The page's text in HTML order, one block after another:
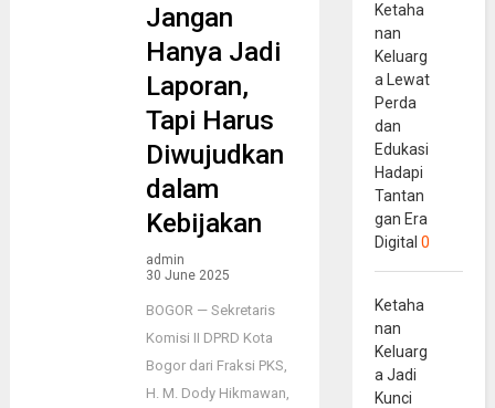
Jangan
Hanya Jadi
Laporan,
Tapi Harus
Diwujudkan
dalam
Kebijakan
admin
30 June 2025
BOGOR — Sekretaris
Komisi II DPRD Kota
Bogor dari Fraksi PKS,
H. M. Dody Hikmawan,
Ketaha
nan
Keluarg
a Lewat
Perda
dan
Edukasi
Hadapi
Tantan
gan Era
Digital 0
Ketaha
nan
Keluarg
a Jadi
Kunci